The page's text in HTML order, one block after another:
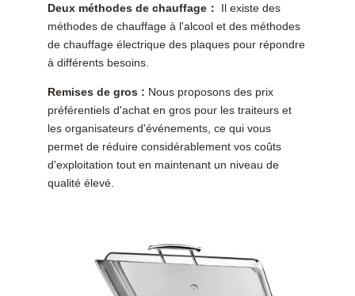
Deux méthodes de chauffage：
Il existe des
méthodes de chauffage à l'alcool et des méthodes
de chauffage électrique des plaques pour répondre
à différents besoins.
Remises de gros : Nous proposons des prix
préférentiels d'achat en gros pour les traiteurs et
les organisateurs d'événements, ce qui vous
permet de réduire considérablement vos coûts
d'exploitation tout en maintenant un niveau de
qualité élevé.